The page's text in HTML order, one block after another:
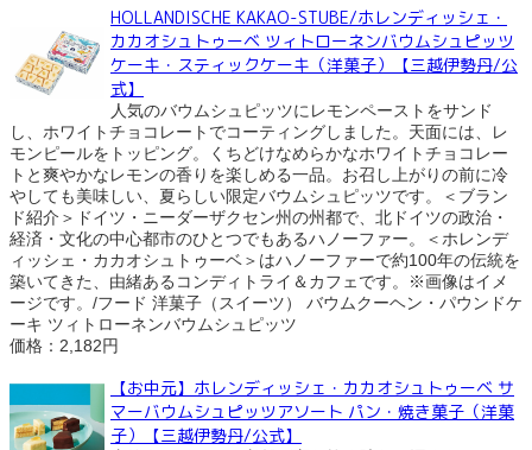
HOLLANDISCHE KAKAO-STUBE/ホレンディッシェ・
カカオシュトゥーベ ツィトローネンバウムシュピッツ
ケーキ・スティックケーキ（洋菓子）【三越伊勢丹/公
式】
人気のバウムシュピッツにレモンペーストをサンド
し、ホワイトチョコレートでコーティングしました。天面には、レ
モンピールをトッピング。くちどけなめらかなホワイトチョコレー
トと爽やかなレモンの香りを楽しめる一品。お召し上がりの前に冷
やしても美味しい、夏らしい限定バウムシュピッツです。＜ブラン
ド紹介＞ドイツ・ニーダーザクセン州の州都で、北ドイツの政治・
経済・文化の中心都市のひとつでもあるハノーファー。＜ホレンデ
ィッシェ・カカオシュトゥーベ＞はハノーファーで約100年の伝統を
築いてきた、由緒あるコンディトライ＆カフェです。※画像はイメ
ージです。/フード 洋菓子（スイーツ） バウムクーヘン・パウンドケ
ーキ ツィトローネンバウムシュピッツ
価格：2,182円
【お中元】ホレンディッシェ・カカオシュトゥーベ サ
マーバウムシュピッツアソート パン・焼き菓子（洋菓
子）【三越伊勢丹/公式】